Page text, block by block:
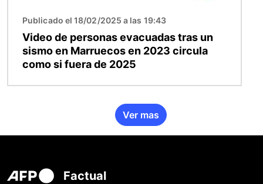
Publicado el 18/02/2025 a las 19:43
Video de personas evacuadas tras un
sismo en Marruecos en 2023 circula
como si fuera de 2025
Ver mas
Factual